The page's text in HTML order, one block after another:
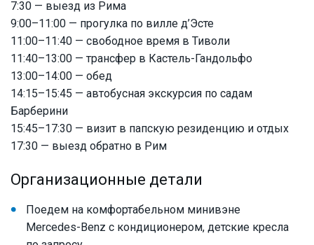
7:30 — выезд из Рима
9:00–11:00 — прогулка по вилле д’Эсте
11:00–11:40 — свободное время в Тиволи
11:40–13:00 — трансфер в Кастель-Гандольфо
13:00–14:00 — обед
14:15–15:45 — автобусная экскурсия по садам
Барберини
15:45–17:30 — визит в папскую резиденцию и отдых
17:30 — выезд обратно в Рим
Организационные детали
Поедем на комфортабельном минивэне
Mercedes-Benz с кондиционером, детские кресла